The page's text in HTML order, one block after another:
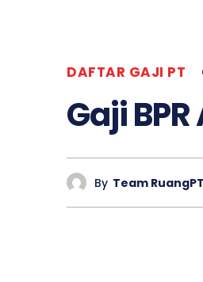
DAFTAR GAJI PT
Gaji
By Team RuangPT